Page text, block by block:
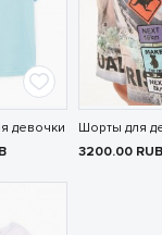
девочки
Шорты для
3200.00 RUB